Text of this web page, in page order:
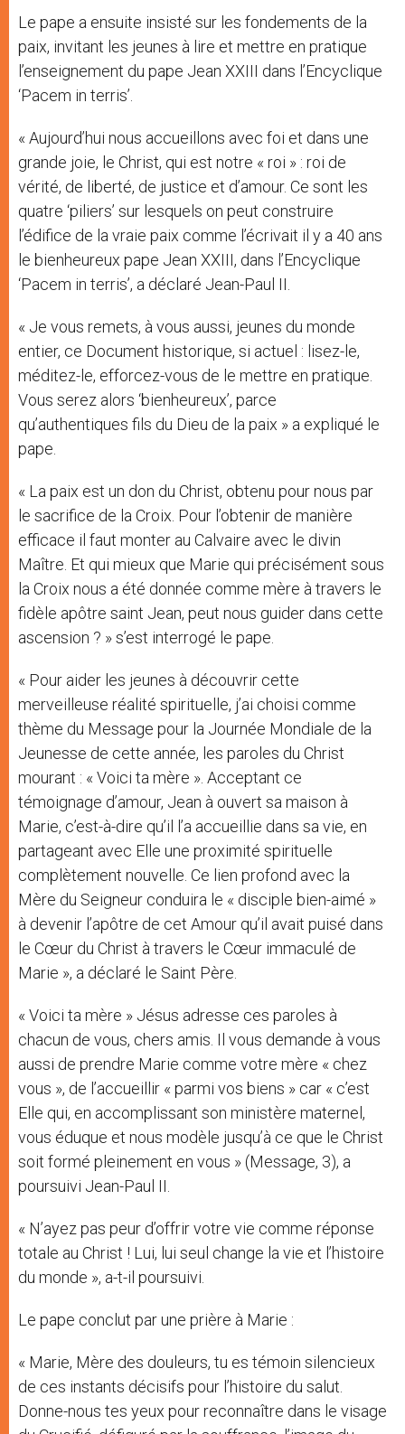
Le pape a ensuite insisté sur les fondements de la
paix, invitant les jeunes à lire et mettre en pratique
l’enseignement du pape Jean XXIII dans l’Encyclique
‘Pacem in terris’.
« Aujourd’hui nous accueillons avec foi et dans une
grande joie, le Christ, qui est notre « roi » : roi de
vérité, de liberté, de justice et d’amour. Ce sont les
quatre ‘piliers’ sur lesquels on peut construire
l’édifice de la vraie paix comme l’écrivait il y a 40 ans
le bienheureux pape Jean XXIII, dans l’Encyclique
‘Pacem in terris’, a déclaré Jean-Paul II.
« Je vous remets, à vous aussi, jeunes du monde
entier, ce Document historique, si actuel : lisez-le,
méditez-le, efforcez-vous de le mettre en pratique.
Vous serez alors ‘bienheureux’, parce
qu’authentiques fils du Dieu de la paix » a expliqué le
pape.
« La paix est un don du Christ, obtenu pour nous par
le sacrifice de la Croix. Pour l’obtenir de manière
efficace il faut monter au Calvaire avec le divin
Maître. Et qui mieux que Marie qui précisément sous
la Croix nous a été donnée comme mère à travers le
fidèle apôtre saint Jean, peut nous guider dans cette
ascension ? » s’est interrogé le pape.
« Pour aider les jeunes à découvrir cette
merveilleuse réalité spirituelle, j’ai choisi comme
thème du Message pour la Journée Mondiale de la
Jeunesse de cette année, les paroles du Christ
mourant : « Voici ta mère ». Acceptant ce
témoignage d’amour, Jean à ouvert sa maison à
Marie, c’est-à-dire qu’il l’a accueillie dans sa vie, en
partageant avec Elle une proximité spirituelle
complètement nouvelle. Ce lien profond avec la
Mère du Seigneur conduira le « disciple bien-aimé »
à devenir l’apôtre de cet Amour qu’il avait puisé dans
le Cœur du Christ à travers le Cœur immaculé de
Marie », a déclaré le Saint Père.
« Voici ta mère » Jésus adresse ces paroles à
chacun de vous, chers amis. Il vous demande à vous
aussi de prendre Marie comme votre mère « chez
vous », de l’accueillir « parmi vos biens » car « c’est
Elle qui, en accomplissant son ministère maternel,
vous éduque et nous modèle jusqu’à ce que le Christ
soit formé pleinement en vous » (Message, 3), a
poursuivi Jean-Paul II.
« N’ayez pas peur d’offrir votre vie comme réponse
totale au Christ ! Lui, lui seul change la vie et l’histoire
du monde », a-t-il poursuivi.
Le pape conclut par une prière à Marie :
« Marie, Mère des douleurs, tu es témoin silencieux
de ces instants décisifs pour l’histoire du salut.
Donne-nous tes yeux pour reconnaître dans le visage